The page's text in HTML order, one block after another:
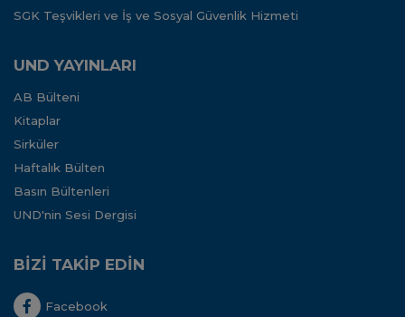
SGK Teşvikleri ve İş ve Sosyal Güvenlik Hizmeti
UND YAYINLARI
AB Bülteni
Kitaplar
Sirküler
Haftalık Bülten
Basın Bültenleri
UND'nin Sesi Dergisi
BİZİ TAKİP EDİN
Facebook